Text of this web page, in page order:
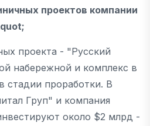
проектов компании
проекта - "Русский
набережной и комплекс в
стадии проработки. В
Груп" и компания
около $2 млрд -